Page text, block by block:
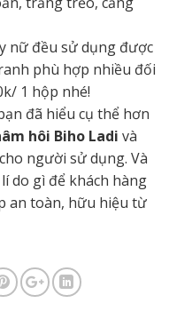
nữ đều sử dụng được
phù hợp nhiều đối
1 hộp nhé!
đã hiểu cụ thể hơn
hôi Biho Ladi và
người sử dụng. Và
do gì để khách hàng
an toàn, hữu hiệu từ